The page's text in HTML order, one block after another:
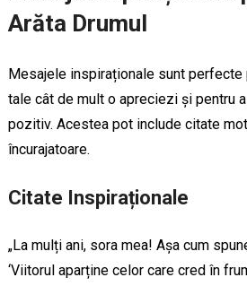
Arăta Drumul
Mesajele inspiraționale sunt perfecte
tale cât de mult o apreciezi și pentru
pozitiv. Acestea pot include citate
încurajatoare.
Citate Inspiraționale
„La mulți ani, sora mea! Așa cum
‘Viitorul aparține celor care cred în